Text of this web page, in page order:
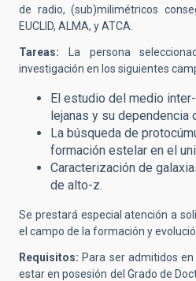
de radio, (sub)milimétricos
EUCLID, ALMA, y ATCA.
Tareas:
La persona
investigación en los siguientes
El estudio del medio
lejanas y su dependencia
La búsqueda de
formación estelar en el
Caracterización de
de alto-z.
Se prestará especial atención a
el campo de la formación y
Requisitos: Para ser admitidos
estar en posesión del Grado de